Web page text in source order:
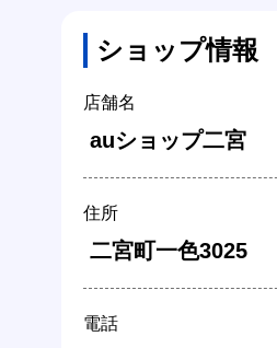
ショップ情報
店舗名
auショップ二宮
住所
二宮町一色3025
電話